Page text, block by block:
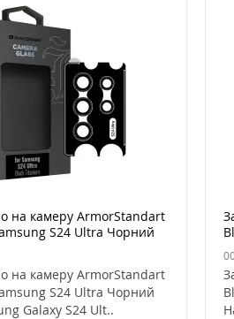
на камеру ArmorStandart
S24 Ultra Чорний
на камеру ArmorStandart
S24 Ultra Чорний
Galaxy S24 Ult..